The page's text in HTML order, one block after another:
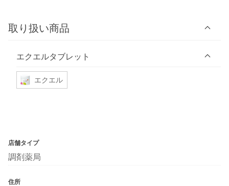
取り扱い商品
エクエルタブレット
エクエル
店舗タイプ
調剤薬局
住所